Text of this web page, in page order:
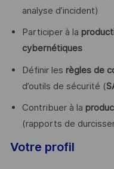
analyse d’incident)
Participer à la
cybernétiques
Définir les règles de
d’outils de sécurité (
Contribuer à la
(rapports de
Votre profil